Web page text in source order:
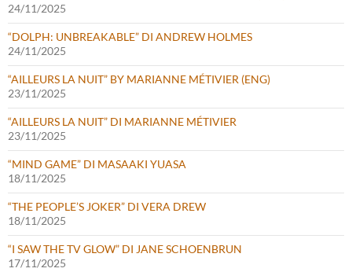
24/11/2025
“DOLPH: UNBREAKABLE” DI ANDREW HOLMES
24/11/2025
“AILLEURS LA NUIT” BY MARIANNE MÉTIVIER (ENG)
23/11/2025
“AILLEURS LA NUIT” DI MARIANNE MÉTIVIER
23/11/2025
“MIND GAME” DI MASAAKI YUASA
18/11/2025
“THE PEOPLE’S JOKER” DI VERA DREW
18/11/2025
“I SAW THE TV GLOW” DI JANE SCHOENBRUN
17/11/2025